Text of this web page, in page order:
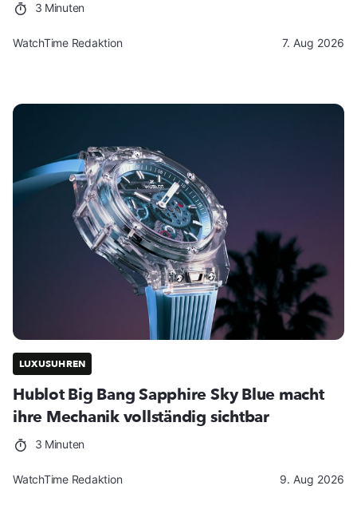
3 Minuten
WatchTime Redaktion 7. Aug 2026
LUXUSUHREN
Hublot Big Bang Sapphire Sky Blue macht
ihre Mechanik vollständig sichtbar
3 Minuten
WatchTime Redaktion 9. Aug 2026